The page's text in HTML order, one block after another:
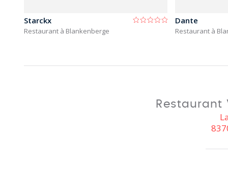
Starckx
Restaurant à Blankenberge
Dante
Restaurant à
Restaurant